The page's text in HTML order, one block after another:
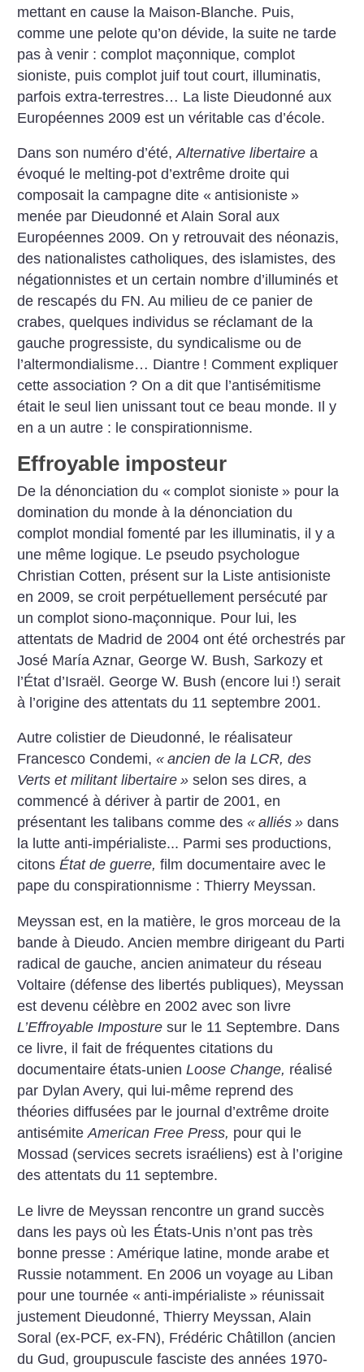
mettant en cause la Maison-Blanche. Puis,
comme une pelote qu’on dévide, la suite ne tarde
pas à venir : complot maçonnique, complot
sioniste, puis complot juif tout court, illuminatis,
parfois extra-terrestres… La liste Dieudonné aux
Européennes 2009 est un véritable cas d’école.
Dans son numéro d’été,Alternative libertaire a
évoqué le melting-pot d’extrême droite qui
composait la campagne dite « antisioniste »
menée par Dieudonné et Alain Soral aux
Européennes 2009. On y retrouvait des néonazis,
des nationalistes catholiques, des islamistes, des
négationnistes et un certain nombre d’illuminés et
de rescapés du FN. Au milieu de ce panier de
crabes, quelques individus se réclamant de la
gauche progressiste, du syndicalisme ou de
l’altermondialisme… Diantre ! Comment expliquer
cette association ? On a dit que l’antisémitisme
était le seul lien unissant tout ce beau monde. Il y
en a un autre : le conspirationnisme.
Effroyable imposteur
De la dénonciation du « complot sioniste » pour la
domination du monde à la dénonciation du
complot mondial fomenté par les illuminatis, il y a
une même logique. Le pseudo psychologue
Christian Cotten, présent sur la Liste antisioniste
en 2009, se croit perpétuellement persécuté par
un complot siono-maçonnique. Pour lui, les
attentats de Madrid de 2004 ont été orchestrés par
José María Aznar, George W. Bush, Sarkozy et
l’État d’Israël. George W. Bush (encore lui !) serait
à l’origine des attentats du 11 septembre 2001.
Autre colistier de Dieudonné, le réalisateur
Francesco Condemi,« ancien de la LCR, des
Verts et militant libertaire » selon ses dires, a
commencé à dériver à partir de 2001, en
présentant les talibans comme des« alliés » dans
la lutte anti-impérialiste... Parmi ses productions,
citonsÉtat de guerre, film documentaire avec le
pape du conspirationnisme : Thierry Meyssan.
Meyssan est, en la matière, le gros morceau de la
bande à Dieudo. Ancien membre dirigeant du Parti
radical de gauche, ancien animateur du réseau
Voltaire (défense des libertés publiques), Meyssan
est devenu célèbre en 2002 avec son livre
L’Effroyable Imposture sur le 11 Septembre. Dans
ce livre, il fait de fréquentes citations du
documentaire états-unienLoose Change, réalisé
par Dylan Avery, qui lui-même reprend des
théories diffusées par le journal d’extrême droite
antisémiteAmerican Free Press, pour qui le
Mossad (services secrets israéliens) est à l’origine
des attentats du 11 septembre.
Le livre de Meyssan rencontre un grand succès
dans les pays où les États-Unis n’ont pas très
bonne presse : Amérique latine, monde arabe et
Russie notamment. En 2006 un voyage au Liban
pour une tournée « anti-impérialiste » réunissait
justement Dieudonné, Thierry Meyssan, Alain
Soral (ex-PCF, ex-FN), Frédéric Châtillon (ancien
du Gud, groupuscule fasciste des années 1970-